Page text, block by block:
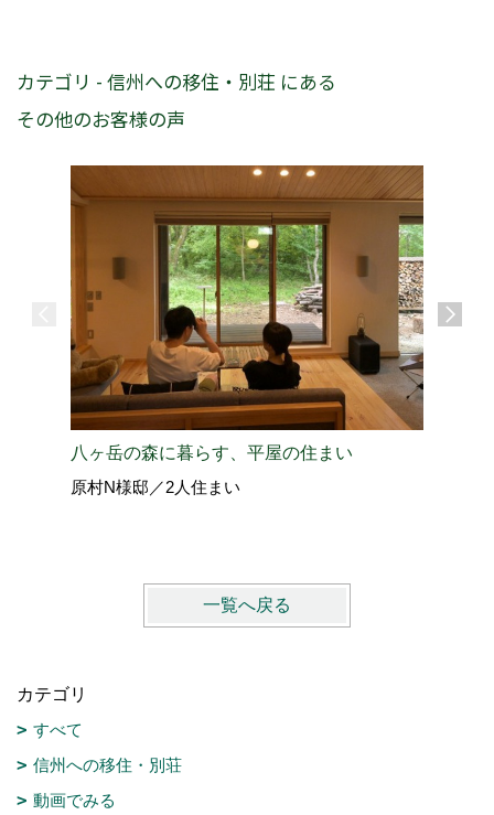
カテゴリ - 信州への移住・別荘 にある
その他のお客様の声
八ヶ岳の森に暮らす、平屋の住まい
原村N様邸／2人住まい
一覧へ戻る
カテゴリ
すべて
信州への移住・別荘
動画でみる